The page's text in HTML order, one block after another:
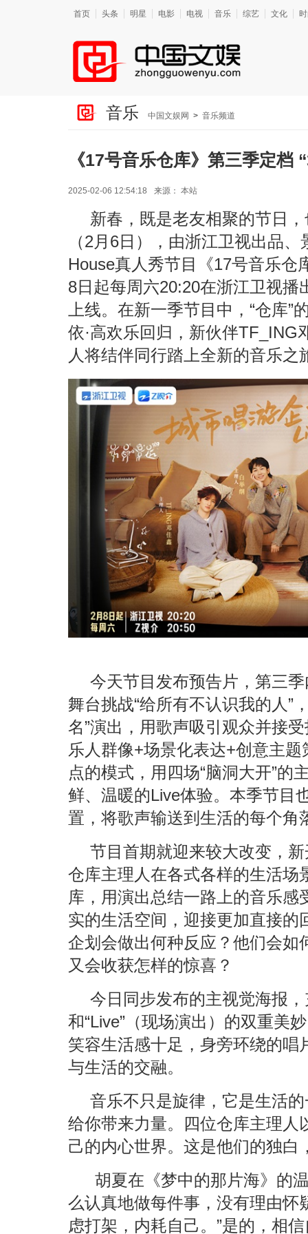
首页 头条 明星 电影 电视 音乐 综艺 文化
音乐 中国文娱网 > 音乐频道
《17号音乐仓库》第三季定档
2025-02-06 12:54:18 来源： 本站
新春，既是老友相聚的节日
（2月6日），由浙江卫视出品
House真人秀节目《17号音乐仓
8日起每周六20:20在浙江卫视
上线。在新一季节目中，“仓库
依·高欢乐回归，新伙伴
人将结伴同行踏上全新的音乐之
今天节目发布预告片，第三
舞台挑战“给所有不认识我的人”
名”演出，用歌声吸引观众并接
乐人群像+场景化表达+创意主
点的模式，用四场“脑洞大开”的
鲜、温暖的Live体验。本季节目
置，将歌声输送到生活的每个角
节目首期就迎来较大改变，
仓库主理人在各式各样的生活场
库，用演出总结一路上的音乐
实的生活空间，迎接更加直接的
企划会做出何种反应？他们会如
又会收获怎样的惊喜？
今日同步发布的主视觉海报
和“Live”（现场演出）的双重美
笑容生活感十足，身旁环绕的唱
与生活的交融。
音乐不只是旋律，它是生活
给你带来力量。四位仓库主理人
己的内心世界。这是他们的独白
胡夏在《梦中的那片海》的
么认真地做每件事，没有理由怀
虑打架，内耗自己。”是的，相